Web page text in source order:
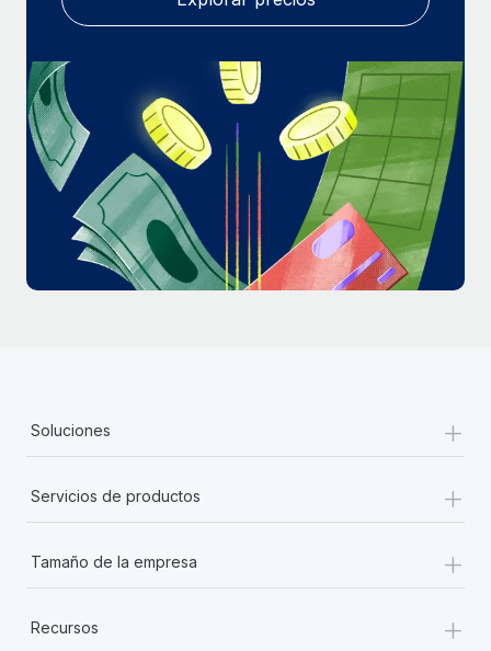
Soluciones +
Servicios de productos +
Tamaño de la empresa +
Recursos +